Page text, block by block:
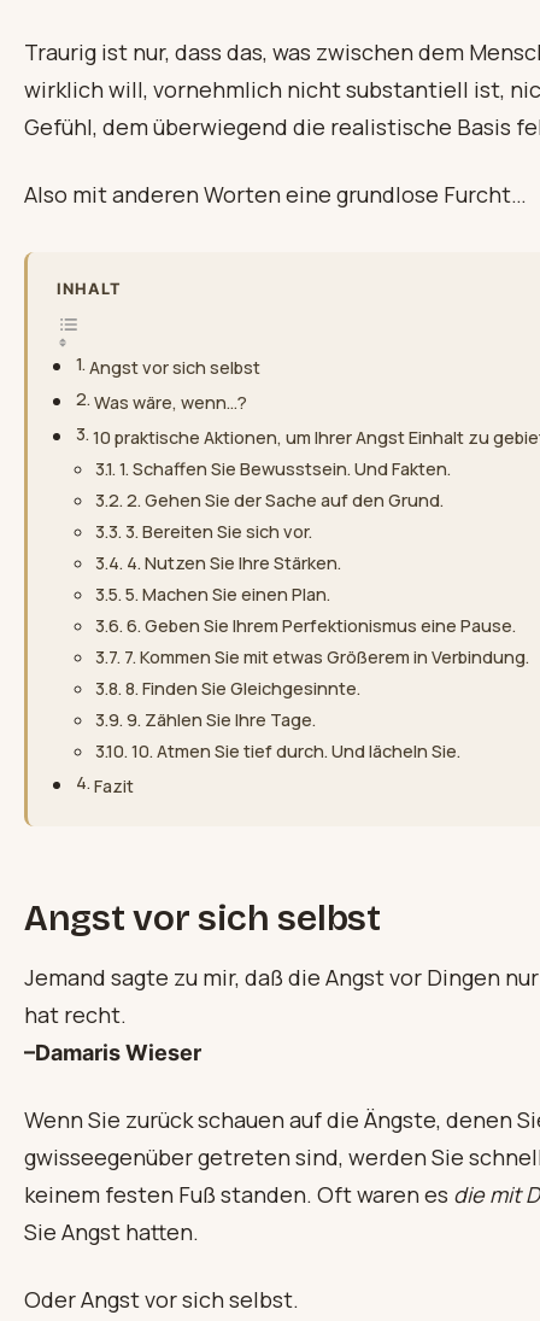
Traurig ist nur, dass das, was zwischen dem
wirklich will, vornehmlich nicht substantiell ist,
Gefühl, dem überwiegend die realistische Basis
Also mit anderen Worten eine grundlose Furcht…
INHALT
Angst vor sich selbst
Was wäre, wenn…?
10 praktische Aktionen, um Ihrer Angst Einhalt zu
1. Schaffen Sie Bewusstsein. Und Fakten.
2. Gehen Sie der Sache auf den Grund.
3. Bereiten Sie sich vor.
4. Nutzen Sie Ihre Stärken.
5. Machen Sie einen Plan.
6. Geben Sie Ihrem Perfektionismus eine Pause.
7. Kommen Sie mit etwas Größerem in Verbindung.
8. Finden Sie Gleichgesinnte.
9. Zählen Sie Ihre Tage.
10. Atmen Sie tief durch. Und lächeln Sie.
Fazit
Angst vor sich selbst
Jemand sagte zu mir, daß die Angst vor Dingen
hat recht.
–Damaris Wieser
Wenn Sie zurück schauen auf die Ängste, denen
gwisseegenüber getreten sind, werden Sie
keinem festen Fuß standen. Oft waren es die mit
Sie Angst hatten.
Oder Angst vor sich selbst.